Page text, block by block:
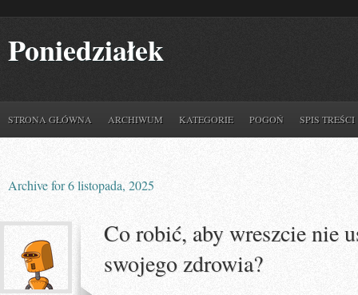
Poniedziałek
STRONA GŁÓWNA ARCHIWUM KATEGORIE POGOŃ SPIS TREŚCI
Archive for 6 listopada, 2025
Co robić, aby wreszcie nie
swojego zdrowia?